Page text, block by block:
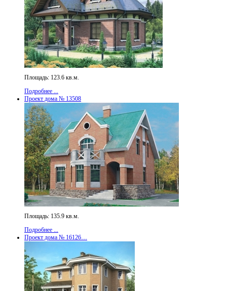
Площадь: 123.6 кв.м.
Подробнее ...
Проект дома № 13508
Площадь: 135.9 кв.м.
Подробнее ...
Проект дома № 16126…